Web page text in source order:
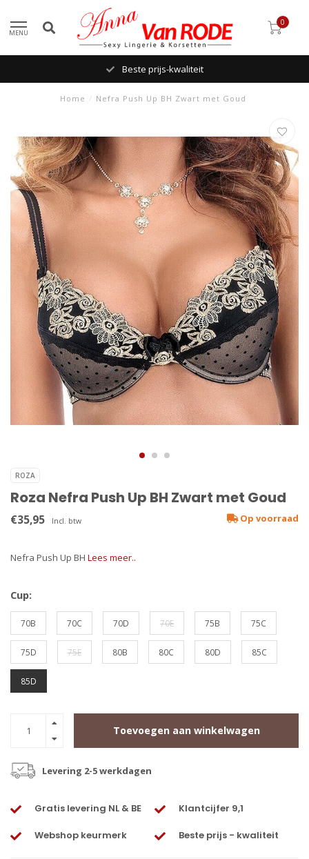
MENU
0
Beste prijs-kwaliteit
Home / Nefra Push Up BH Zwart met Goud
ROZA
Roza Nefra Push Up BH Zwart met Goud
€35,95 Incl. btw Op voorraad
Nefra Push Up BH Lees meer..
Cup:
70B 70C 70D 70E 75B 75C
75D 75E 80B 80C 80D 85C
85D
Toevoegen aan winkelwagen
Levering 2-5 werkdagen
Gratis levering NL & BE Klantcijfer 9,1
Webshop keurmerk Beste prijs - kwaliteit